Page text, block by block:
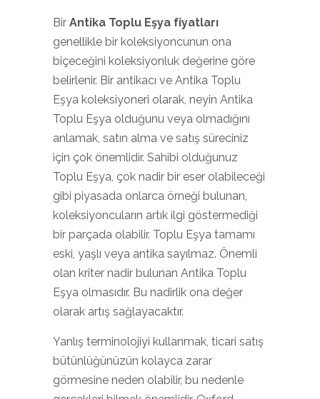
Bir Antika Toplu Eşya fiyatları
genellikle bir koleksiyoncunun ona
biçeceğini koleksiyonluk değerine göre
belirlenir. Bir antikacı ve Antika Toplu
Eşya koleksiyoneri olarak, neyin Antika
Toplu Eşya olduğunu veya olmadığını
anlamak, satın alma ve satış süreciniz
için çok önemlidir. Sahibi olduğunuz
Toplu Eşya, çok nadir bir eser olabileceği
gibi piyasada onlarca örneği bulunan,
koleksiyoncuların artık ilgi göstermediği
bir parçada olabilir. Toplu Eşya tamamı
eski, yaşlı veya antika sayılmaz. Önemli
olan kriter nadir bulunan Antika Toplu
Eşya olmasıdır. Bu nadirlik ona değer
olarak artış sağlayacaktır.
Yanlış terminolojiyi kullanmak, ticari satış
bütünlüğünüzün kolayca zarar
görmesine neden olabilir, bu nedenle